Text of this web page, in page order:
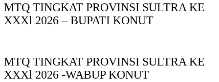
MTQ TINGKAT PROVINSI SULTRA KE
XXXl 2026 – BUPATI KONUT
MTQ TINGKAT PROVINSI SULTRA KE
XXXl 2026 -WABUP KONUT